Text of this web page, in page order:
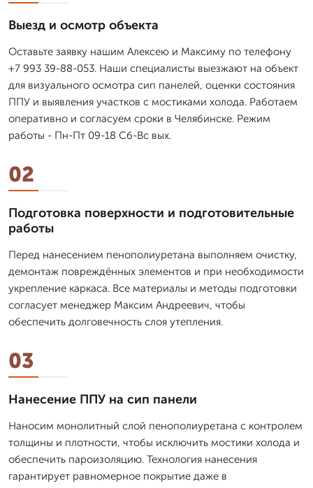
Выезд и осмотр объекта
Оставьте заявку нашим Алексею и Максиму по телефону
+7 993 39-88-053. Наши специалисты выезжают на объект
для визуального осмотра сип панелей, оценки состояния
ППУ и выявления участков с мостиками холода. Работаем
оперативно и согласуем сроки в Челябинске. Режим
работы - Пн-Пт 09-18 Сб-Вс вых.
02
Подготовка поверхности и подготовительные
работы
Перед нанесением пенополиуретана выполняем очистку,
демонтаж повреждённых элементов и при необходимости
укрепление каркаса. Все материалы и методы подготовки
согласует менеджер Максим Андреевич, чтобы
обеспечить долговечность слоя утепления.
03
Нанесение ППУ на сип панели
Наносим монолитный слой пенополиуретана с контролем
толщины и плотности, чтобы исключить мостики холода и
обеспечить пароизоляцию. Технология нанесения
гарантирует равномерное покрытие даже в